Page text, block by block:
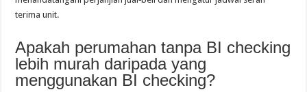
terima unit.
Apakah perumahan tanpa BI checking
lebih murah daripada yang
menggunakan BI checking?